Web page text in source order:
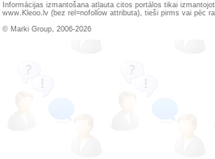
Informācijas izmantošana atļauta citos portālos tikai
www.Kleoo.lv (bez rel=nofollow attributa), tieši pirms vai pēc
© Marki Group, 2006-2026